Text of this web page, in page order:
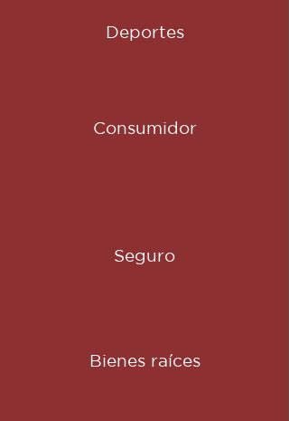
Deportes
Consumidor
Seguro
Bienes raíces